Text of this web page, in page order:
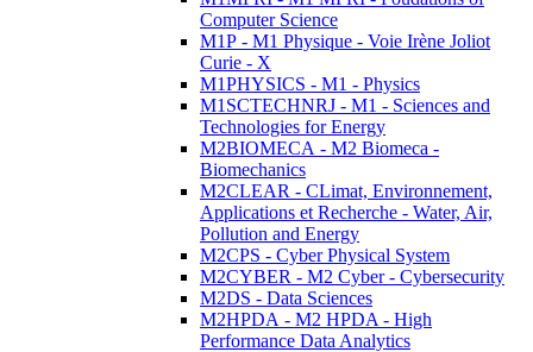
Computer Science
M1P - M1 Physique - Voie Irène Joliot
Curie - X
M1PHYSICS - M1 - Physics
M1SCTECHNRJ - M1 - Sciences and
Technologies for Energy
M2BIOMECA - M2 Biomeca -
Biomechanics
M2CLEAR - CLimat, Environnement,
Applications et Recherche - Water, Air,
Pollution and Energy
M2CPS - Cyber Physical System
M2CYBER - M2 Cyber - Cybersecurity
M2DS - Data Sciences
M2HPDA - M2 HPDA - High
Performance Data Analytics